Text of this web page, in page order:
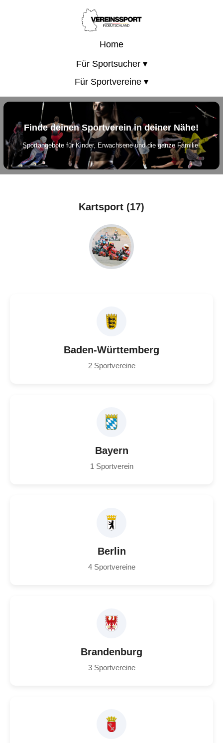
Home
Für Sportsucher ▾
Für Sportvereine ▾
Finde deinen Sportverein in deiner Nähe!
Sportangebote für Kinder, Erwachsene und die ganze Familie!
Kartsport (17)
Baden-Württemberg
2 Sportvereine
Bayern
1 Sportverein
Berlin
4 Sportvereine
Brandenburg
3 Sportvereine